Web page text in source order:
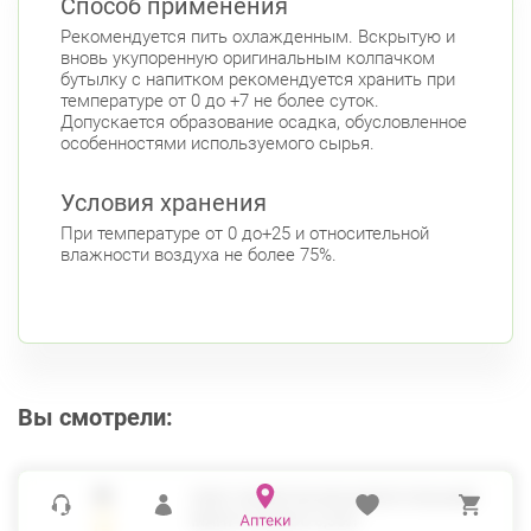
Фрунзенский район
Белы Куна, д.1, к.1
Бухарестская Международная
Рекомендуется пить охлажденным. Вскрытую и
вновь укупоренную оригинальным колпачком
бутылку с напитком рекомендуется хранить при
температуре от 0 до +7 не более суток.
Допускается образование осадка, обусловленное
особенностями используемого сырья.
Условия хранения
При температуре от 0 до+25 и относительной
влажности воздуха не более 75%.
Вы смотрели:
СВАГ НАПИТОК БЕЗАЛКОГОЛЬНЫЙ
МАНГО-КОКОС 0,33Л